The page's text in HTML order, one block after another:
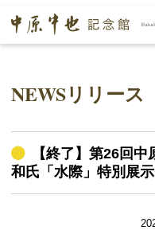
NEWSリリース
【終了】第26回
和氏「水際」特別展示